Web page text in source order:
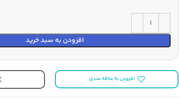
افزودن به سبد خرید
افزودن به علاقه مندی